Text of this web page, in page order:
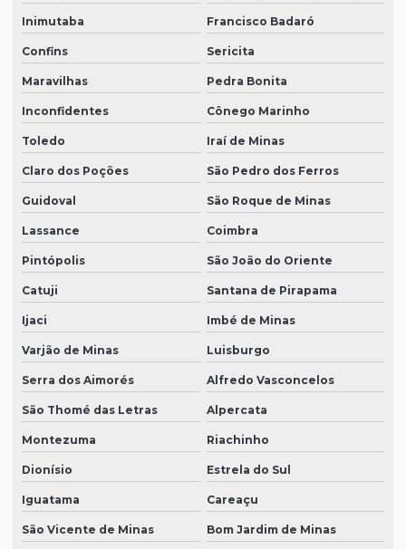
Inimutaba Francisco Badaró
Confins Sericita
Maravilhas Pedra Bonita
Inconfidentes Cônego Marinho
Toledo Iraí de Minas
Claro dos Poções São Pedro dos Ferros
Guidoval São Roque de Minas
Lassance Coimbra
Pintópolis São João do Oriente
Catuji Santana de Pirapama
Ijaci Imbé de Minas
Varjão de Minas Luisburgo
Serra dos Aimorés Alfredo Vasconcelos
São Thomé das Letras Alpercata
Montezuma Riachinho
Dionísio Estrela do Sul
Iguatama Careaçu
São Vicente de Minas Bom Jardim de Minas